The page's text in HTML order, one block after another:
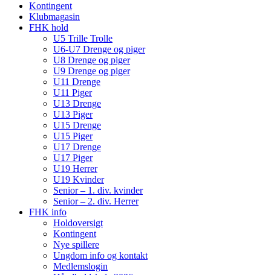
Kontingent
Klubmagasin
FHK hold
U5 Trille Trolle
U6-U7 Drenge og piger
U8 Drenge og piger
U9 Drenge og piger
U11 Drenge
U11 Piger
U13 Drenge
U13 Piger
U15 Drenge
U15 Piger
U17 Drenge
U17 Piger
U19 Herrer
U19 Kvinder
Senior – 1. div. kvinder
Senior – 2. div. Herrer
FHK info
Holdoversigt
Kontingent
Nye spillere
Ungdom info og kontakt
Medlemslogin